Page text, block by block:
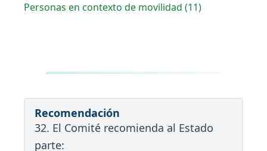
Personas en contexto de movilidad (11)
Recomendación
32. El Comité recomienda al Estado
parte: